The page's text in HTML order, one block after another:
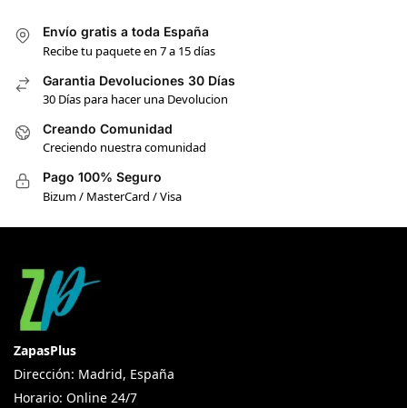
Envío gratis a toda España
Recibe tu paquete en 7 a 15 días
Garantia Devoluciones 30 Días
30 Días para hacer una Devolucion
Creando Comunidad
Creciendo nuestra comunidad
Pago 100% Seguro
Bizum / MasterCard / Visa
ZapasPlus
Dirección: Madrid, España
Horario: Online 24/7